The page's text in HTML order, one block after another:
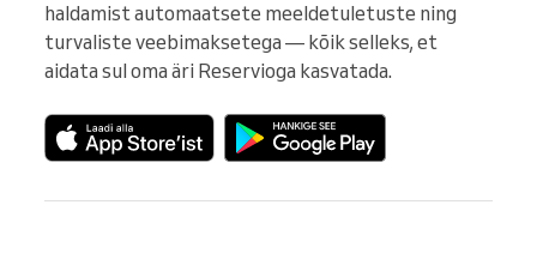
haldamist automaatsete meeldetuletuste ning
turvaliste veebimaksetega — kõik selleks, et
aidata sul oma äri Reservioga kasvatada.